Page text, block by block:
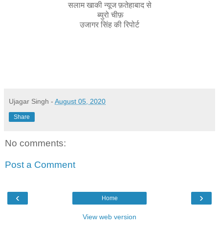
सलाम खाकी न्यूज फ़तेहाबाद से
ब्युरो चीफ़
उजागर सिंह की रिपोर्ट
Ujagar Singh - August 05, 2020
Share
No comments:
Post a Comment
‹ ›
Home
View web version